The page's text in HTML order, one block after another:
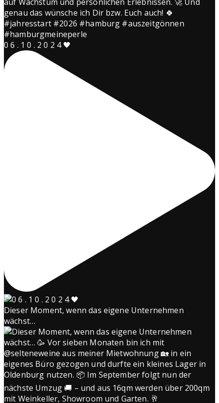
0 6 . 1 0 . 2 0 2 4 🖤
Dieser Moment, wenn das eigene Unternehmen
wächst…